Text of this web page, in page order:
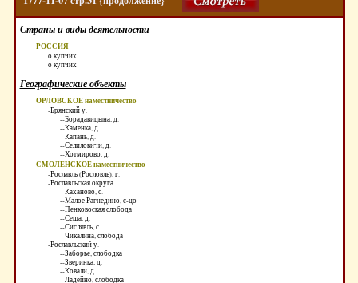
Страны и виды деятельности
РОССИЯ
о купчих
о купчих
Географические объекты
ОРЛОВСКОЕ наместничество
-Брянский у.
--Борадавицына, д.
--Каменка, д.
--Капань, д.
--Селиловичи, д.
--Хотмирово, д.
СМОЛЕНСКОЕ наместничество
-Рославль (Рословль), г.
-Рославльская округа
--Каханово, с.
--Малое Рагнедино, с-цо
--Пенковоская слобода
--Сеща, д.
--Сислявль, с.
--Чикалина, слобода
-Рославльский у.
--Заборье, слободка
--Зверинка, д.
--Ковали, д.
--Ладейно, слободка